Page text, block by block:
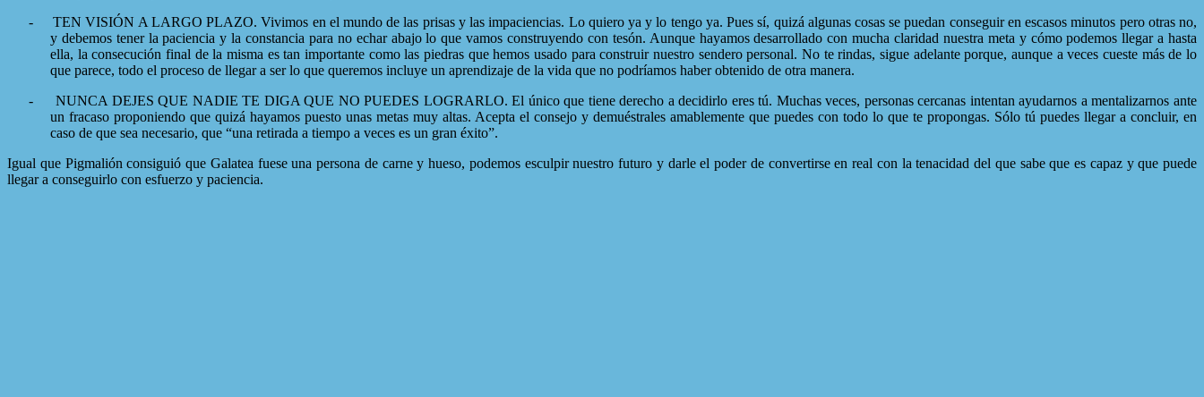
-
TEN VISIÓN A LARGO PLAZO. Vivimos en el mundo de las prisas y las impaciencias. Lo quiero ya y lo tengo ya. Pues sí, quizá algunas cosas se puedan conseguir en escasos minutos pero otras no,
y debemos tener la paciencia y la constancia para no echar abajo lo que vamos construyendo con tesón. Aunque hayamos desarrollado con mucha claridad nuestra meta y cómo podemos llegar a hasta
ella, la consecución final de la misma es tan importante como las piedras que hemos usado para construir nuestro sendero personal. No te rindas, sigue adelante porque, aunque a veces cueste más de lo
que parece, todo el proceso de llegar a ser lo que queremos incluye un aprendizaje de la vida que no podríamos haber obtenido de otra manera.
-
NUNCA DEJES QUE NADIE TE DIGA QUE NO PUEDES LOGRARLO. El único que tiene derecho a decidirlo eres tú. Muchas veces, personas cercanas intentan ayudarnos a mentalizarnos ante
un fracaso proponiendo que quizá hayamos puesto unas metas muy altas. Acepta el consejo y demuéstrales amablemente que puedes con todo lo que te propongas. Sólo tú puedes llegar a concluir, en
caso de que sea necesario, que “una retirada a tiempo a veces es un gran éxito”.
Igual que Pigmalión consiguió que Galatea fuese una persona de carne y hueso, podemos esculpir nuestro futuro y darle el poder de convertirse en real con la tenacidad del que sabe que es capaz y que puede
llegar a conseguirlo con esfuerzo y paciencia.